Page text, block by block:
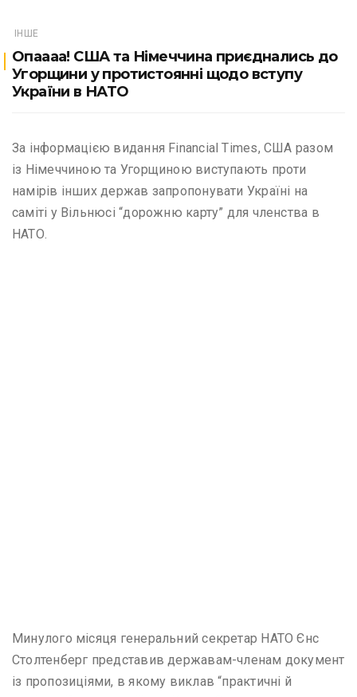
ІНШЕ
Опаааа! США та Німеччина приєднались до
Угорщини у протистоянні щодо вступу
України в НАТО
За інформацією видання Financial Times, США разом
із Німеччиною та Угорщиною виступають проти
намірів інших держав запропонувати Україні на
саміті у Вільнюсі “дорожню карту” для членства в
НАТО.
Минулого місяця генеральний секретар НАТО Єнс
Столтенберг представив державам-членам документ
із пропозиціями, в якому виклав “практичні й